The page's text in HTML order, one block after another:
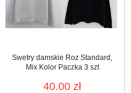
Swetry damskie Roz Standard,
Mix Kolor Paczka 3 szt
40.00 zł